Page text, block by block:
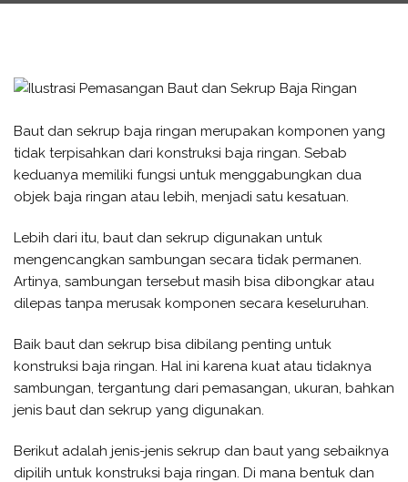
Baut dan sekrup baja ringan merupakan komponen yang
tidak terpisahkan dari konstruksi baja ringan. Sebab
keduanya memiliki fungsi untuk menggabungkan dua
objek baja ringan atau lebih, menjadi satu kesatuan.
Lebih dari itu, baut dan sekrup digunakan untuk
mengencangkan sambungan secara tidak permanen.
Artinya, sambungan tersebut masih bisa dibongkar atau
dilepas tanpa merusak komponen secara keseluruhan.
Baik baut dan sekrup bisa dibilang penting untuk
konstruksi baja ringan. Hal ini karena kuat atau tidaknya
sambungan, tergantung dari pemasangan, ukuran, bahkan
jenis baut dan sekrup yang digunakan.
Berikut adalah jenis-jenis sekrup dan baut yang sebaiknya
dipilih untuk konstruksi baja ringan. Di mana bentuk dan